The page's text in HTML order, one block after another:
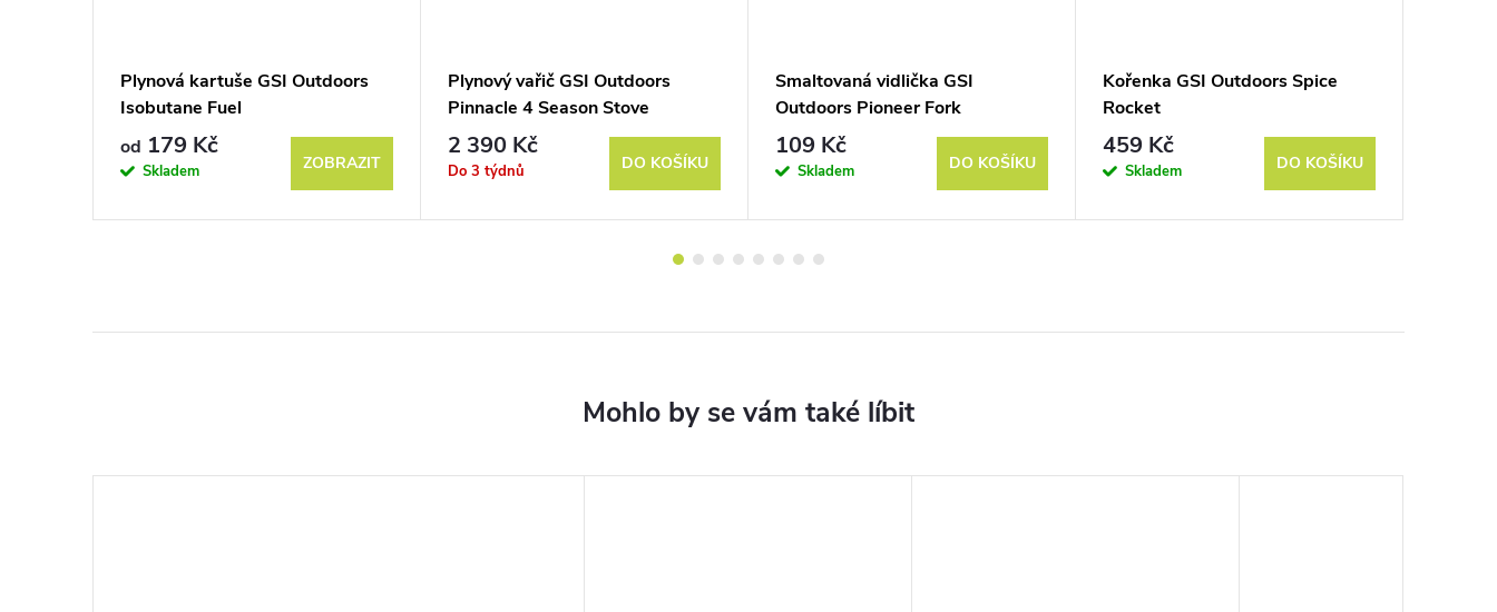
Plynová kartuše GSI Outdoors
Isobutane Fuel
od 179 Kč
Skladem ZOBRAZIT
Plynový vařič GSI Outdoors
Pinnacle 4 Season Stove
2 390 Kč
Do 3 týdnů DO KOŠÍKU
Smaltovaná vidlička GSI
Outdoors Pioneer Fork
109 Kč
Skladem DO KOŠÍKU
Kořenka GSI Outdoors Spice
Rocket
459 Kč
Skladem DO KOŠÍKU